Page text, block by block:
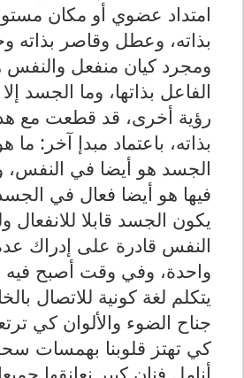
امتداد عضوي أو مكان
بذاته، وعطل وقاصر بذاته
ومجرد كيان منفعل والنفس
الفاعل بذاتها، وما الجسد
رؤية أخرى، قد قطعت مع
بذاته، باعتماد مبدإ آخر:
الجسد هو أيضا في النفس،
فيها هو أيضا فعال في
يكون الجسد قابلا للانفعال
النفس قادرة على إدراك
واحدة، وفي وقت أصبح فيه
يتكلم لغة كونية للاتصال
جناح الضوء والألوان كي
كي تهتز قلوبنا بهمسات